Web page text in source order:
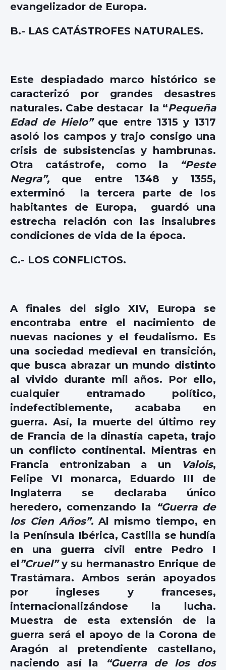
evangelizador de Europa.
B.- LAS CATÁSTROFES NATURALES.
Este despiadado marco histórico se
caracterizó por grandes desastres
naturales. Cabe destacar la “Pequeña
Edad de Hielo”que entre 1315 y 1317
asoló los campos y trajo consigo una
crisis de subsistencias y hambrunas.
Otra catástrofe, como la
“Peste
Negra”, que entre 1348 y 1355,
exterminó la tercera parte de los
habitantes de Europa, guardó una
estrecha relación con las insalubres
condiciones de vida de la época.
C.- LOS CONFLICTOS.
A finales del siglo XIV, Europa se
encontraba entre el nacimiento de
nuevas naciones y el feudalismo. Es
una sociedad medieval en transición,
que busca abrazar un mundo distinto
al vivido durante mil años. Por ello,
cualquier entramado político,
indefectiblemente, acababa en
guerra. Así, la muerte del último rey
de Francia de la dinastía capeta, trajo
un conflicto continental. Mientras en
Francia entronizaban a un
Valois,
Felipe VI monarca, Eduardo III de
Inglaterra se declaraba único
heredero, comenzando la “Guerra de
los Cien Años”. Al mismo tiempo, en
la Península Ibérica, Castilla se hundía
en una guerra civil entre Pedro I
el ”Cruel”y su hermanastro Enrique de
Trastámara. Ambos serán apoyados
por ingleses y franceses,
internacionalizándose la lucha.
Muestra de esta extensión de la
guerra será el apoyo de la Corona de
Aragón al pretendiente castellano,
naciendo así la “Guerra de los dos